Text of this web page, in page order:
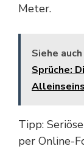
Meter.
Siehe auch
Sprüche:
Alleinseins
Tipp:
per Online-